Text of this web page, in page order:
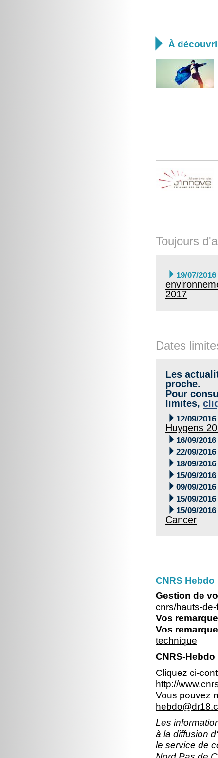
 À
Toujours
 19/07/2016
2017
Dates
Les
proche.
Pour
limites,
 12/09/2016
Huygens
 16/09/2016
 22/09/2016
 18/09/2016
 15/09/2016
 09/09/2016
 15/09/2016
 15/09/2016
Cancer
CNRS
Gestion de
cnrs/hauts-
Vos
Vos
technique
CNRS-
Cliquez ci-
http://
Vous pouvez
Les
à la diffusion
le service de